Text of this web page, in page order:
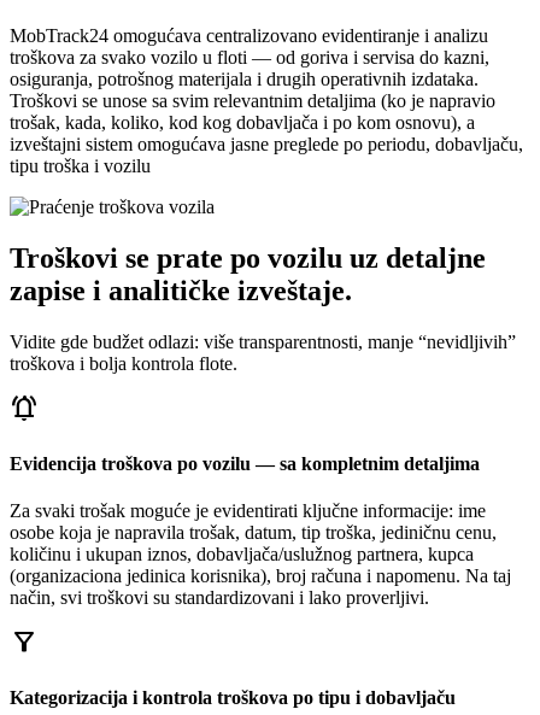
MobTrack24 omogućava centralizovano evidentiranje i analizu
troškova za svako vozilo u floti — od goriva i servisa do kazni,
osiguranja, potrošnog materijala i drugih operativnih izdataka.
Troškovi se unose sa svim relevantnim detaljima (ko je napravio
trošak, kada, koliko, kod kog dobavljača i po kom osnovu), a
izveštajni sistem omogućava jasne preglede po periodu, dobavljaču,
tipu troška i vozilu
Troškovi se prate po vozilu uz detaljne
zapise i analitičke izveštaje.
Vidite gde budžet odlazi: više transparentnosti, manje “nevidljivih”
troškova i bolja kontrola flote.
notifications_active
Evidencija troškova po vozilu — sa kompletnim detaljima
Za svaki trošak moguće je evidentirati ključne informacije: ime
osobe koja je napravila trošak, datum, tip troška, jediničnu cenu,
količinu i ukupan iznos, dobavljača/uslužnog partnera, kupca
(organizaciona jedinica korisnika), broj računa i napomenu. Na taj
način, svi troškovi su standardizovani i lako proverljivi.
filter_alt
Kategorizacija i kontrola troškova po tipu i dobavljaču